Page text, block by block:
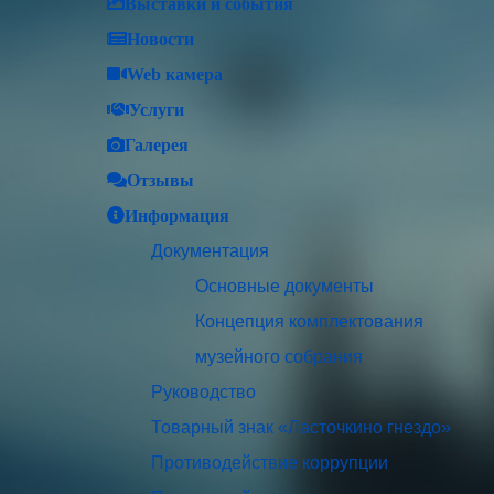
Новости
Web камера
Услуги
Галерея
Отзывы
Информация
Документация
Основные документы
Концепция комплектования
музейного собрания
Руководство
Товарный знак «Ласточкино гнездо»
Противодействие коррупции